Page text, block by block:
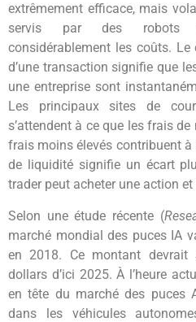
extrêmement efficace, mais
servis par des robots
considérablement les coûts. Le
d’une transaction signifie que
une entreprise sont
Les principaux sites de
s’attendent à ce que les frais
frais moins élevés contribuent
de liquidité signifie un écart
trader peut acheter une action et
Selon une étude récente (
marché mondial des puces IA
en 2018. Ce montant devrait
dollars d’ici 2025. À l’heure
en tête du marché des puces
dans les véhicules